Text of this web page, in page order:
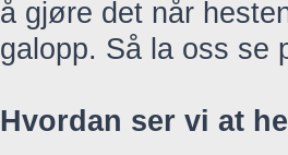
å gjøre det når
galopp. Så la oss se
Hvordan ser vi at